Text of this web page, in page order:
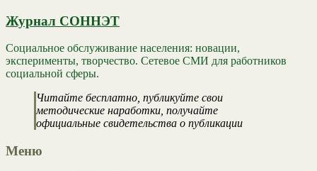
Журнал СОННЭТ
Социальное обслуживание населения: новации,
эксперименты, творчество. Сетевое СМИ для работников
социальной сферы.
Читайте бесплатно, публикуйте свои
методические наработки, получайте
официальные свидетельства о публикации
Меню